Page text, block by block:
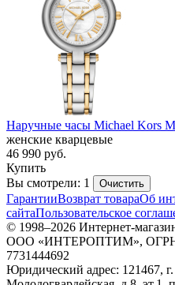
Наручные часы Michael Kors
женские кварцевые
46 990 руб.
Купить
Вы смотрели: 1
Очистить
ГарантииВозврат товараОб
сайтаПользовательское
© 1998–2026 Интернет-
ООО «ИНТЕРОПТИМ», ОГРН
7731444692
Юридический адрес: 121467,